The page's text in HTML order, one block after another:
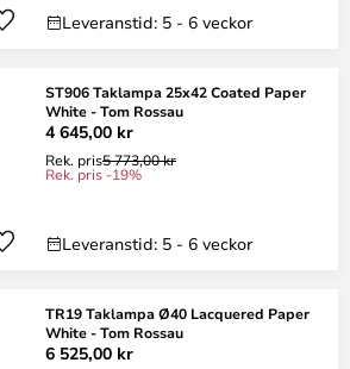
Leveranstid: 5 - 6 veckor
ST906 Taklampa 25x42 Coated Paper
White - Tom Rossau
4 645,00 kr
Rek. pris5 773,00 kr
Rek. pris -19%
Leveranstid: 5 - 6 veckor
TR19 Taklampa Ø40 Lacquered Paper
White - Tom Rossau
6 525,00 kr